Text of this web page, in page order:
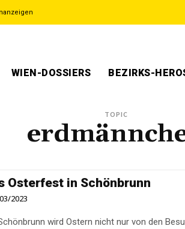
WIEN-DOSSIERS BEZIRKS-
TOPIC
Osterfest in Schönbrunn
2023
wird Ostern nicht nur von den